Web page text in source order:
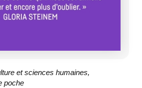
et sciences humaines,
poche